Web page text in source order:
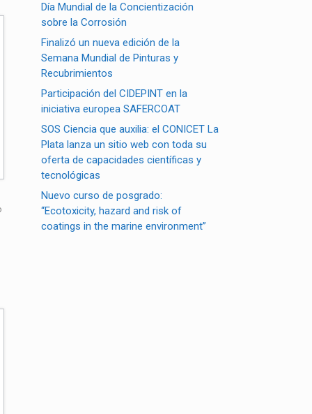
Día Mundial de la Concientización
sobre la Corrosión
Finalizó un nueva edición de la
Semana Mundial de Pinturas y
Recubrimientos
Participación del CIDEPINT en la
iniciativa europea SAFERCOAT
SOS Ciencia que auxilia: el CONICET La
Plata lanza un sitio web con toda su
oferta de capacidades científicas y
tecnológicas
Nuevo curso de posgrado:
“Ecotoxicity, hazard and risk of
coatings in the marine environment”